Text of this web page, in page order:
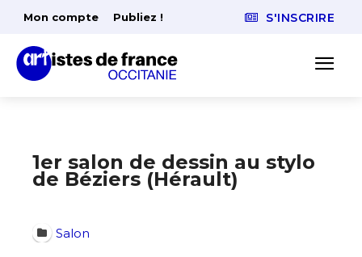
Mon compte Publiez ! S'INSCRIRE
1er salon de dessin au stylo
de Béziers (Hérault)
Salon